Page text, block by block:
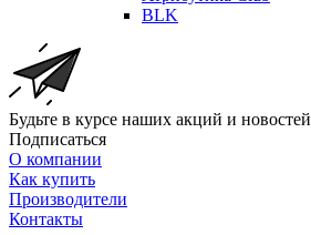
BLK
Будьте в курсе наших акций и новостей
Подписаться
О компании
Как купить
Производители
Контакты